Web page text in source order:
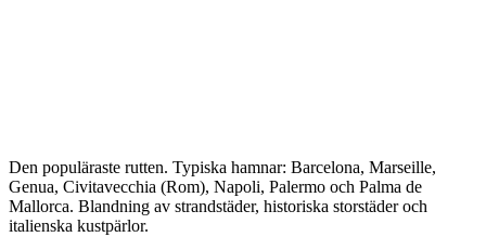
Den populäraste rutten. Typiska hamnar: Barcelona, Marseille,
Genua, Civitavecchia (Rom), Napoli, Palermo och Palma de
Mallorca. Blandning av strandstäder, historiska storstäder och
italienska kustpärlor.